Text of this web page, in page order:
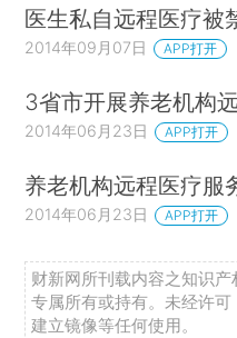
医生私自远程医疗被
2014年09月07日 APP打开
3省市开展养老机构
2014年06月23日 APP打开
养老机构远程医疗服
2014年06月23日 APP打开
财新网所刊载内容之知识
专属所有或持有。未经许
建立镜像等任何使用。